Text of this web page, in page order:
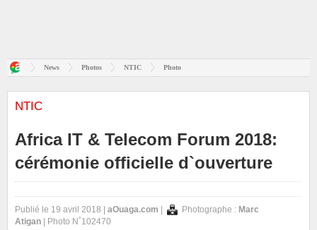
News Photos NTIC Photo
NTIC
Africa IT & Telecom Forum 2018:
cérémonie officielle d`ouverture
Publié le 19 avril 2018 | aOuaga.com Photographe : Marc
Atigan | Photo N˚102470